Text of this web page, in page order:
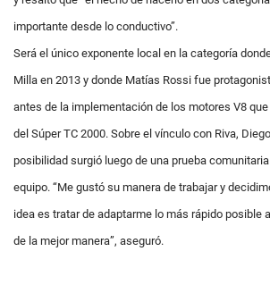
importante desde lo conductivo”.
Será el único exponente local en la categoría
Milla en 2013 y donde Matías Rossi fue
antes de la implementación de los motores V8
del Súper TC 2000. Sobre el vínculo con Riva,
posibilidad surgió luego de una prueba
equipo. “Me gustó su manera de trabajar y
idea es tratar de adaptarme lo más rápido posible
de la mejor manera”, aseguró.